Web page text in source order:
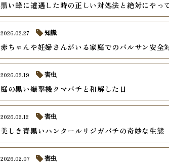
黒い蜂に遭遇した時の正しい対処法と絶対にやっ
赤ちゃんや妊婦さんがいる家庭でのバルサン安全
2026.02.27 知識
庭の黒い爆撃機クマバチと和解した日
2026.02.19 害虫
美しき青黒いハンタールリジガバチの奇妙な生態
2026.02.12 害虫
2026.02.07 害虫